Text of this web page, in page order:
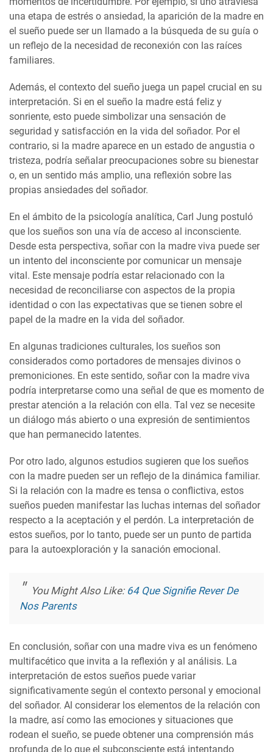
una etapa de estrés o ansiedad, la aparición de la madre en
el sueño puede ser un llamado a la búsqueda de su guía o
un reflejo de la necesidad de reconexión con las raíces
familiares.
Además, el contexto del sueño juega un papel crucial en su
interpretación. Si en el sueño la madre está feliz y
sonriente, esto puede simbolizar una sensación de
seguridad y satisfacción en la vida del soñador. Por el
contrario, si la madre aparece en un estado de angustia o
tristeza, podría señalar preocupaciones sobre su bienestar
o, en un sentido más amplio, una reflexión sobre las
propias ansiedades del soñador.
En el ámbito de la psicología analítica, Carl Jung postuló
que los sueños son una vía de acceso al inconsciente.
Desde esta perspectiva, soñar con la madre viva puede ser
un intento del inconsciente por comunicar un mensaje
vital. Este mensaje podría estar relacionado con la
necesidad de reconciliarse con aspectos de la propia
identidad o con las expectativas que se tienen sobre el
papel de la madre en la vida del soñador.
En algunas tradiciones culturales, los sueños son
considerados como portadores de mensajes divinos o
premoniciones. En este sentido, soñar con la madre viva
podría interpretarse como una señal de que es momento de
prestar atención a la relación con ella. Tal vez se necesite
un diálogo más abierto o una expresión de sentimientos
que han permanecido latentes.
Por otro lado, algunos estudios sugieren que los sueños
con la madre pueden ser un reflejo de la dinámica familiar.
Si la relación con la madre es tensa o conflictiva, estos
sueños pueden manifestar las luchas internas del soñador
respecto a la aceptación y el perdón. La interpretación de
estos sueños, por lo tanto, puede ser un punto de partida
para la autoexploración y la sanación emocional.
You Might Also Like: 64 Que Signifie Rever De
Nos Parents
En conclusión, soñar con una madre viva es un fenómeno
multifacético que invita a la reflexión y al análisis. La
interpretación de estos sueños puede variar
significativamente según el contexto personal y emocional
del soñador. Al considerar los elementos de la relación con
la madre, así como las emociones y situaciones que
rodean el sueño, se puede obtener una comprensión más
profunda de lo que el subconsciente está intentando